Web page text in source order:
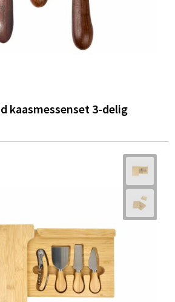
kaasmessenset 3-delig